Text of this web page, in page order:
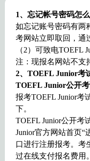
1、忘记帐号密码怎
如忘记账号密码有两
考网站立即取回，通
（2）可致电TOEFL
注：现报名网站不支
2、TOEFL Junior考
TOEFL Junior公开
报考TOEFL Junior考
下。
TOEFL Junior公开考
Junior官方网站首页“
口进行注册报考。考
过在线支付报名费用。